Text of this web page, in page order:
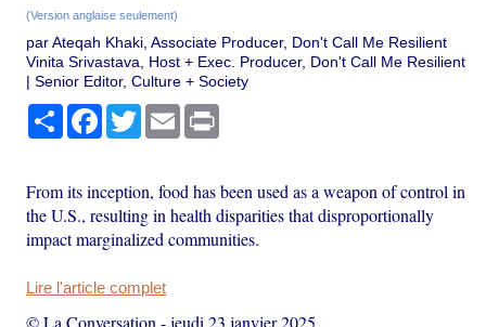
(Version anglaise seulement)
par Ateqah Khaki, Associate Producer, Don't Call Me Resilient
Vinita Srivastava, Host + Exec. Producer, Don't Call Me Resilient
| Senior Editor, Culture + Society
PartagerFacebook
TwitterEmail
From its inception, food has been used as a weapon of control in
the U.S., resulting in health disparities that disproportionally
impact marginalized communities.
Lire l'article complet
© La Conversation -jeudi 23 janvier 2025